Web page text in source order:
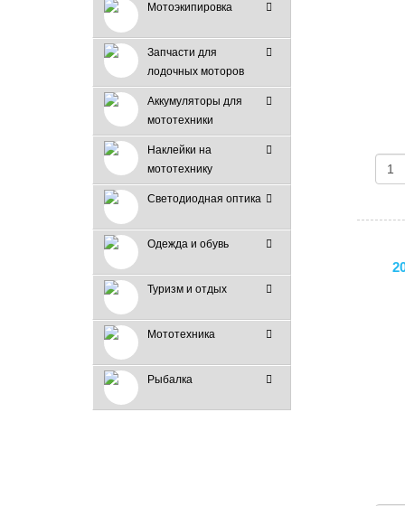
Мотоэкипировка
Запчасти для
лодочных моторов
Аккумуляторы для
мототехники
Наклейки на
мототехнику
Светодиодная оптика
Одежда и обувь
Туризм и отдых
Мототехника
Рыбалка